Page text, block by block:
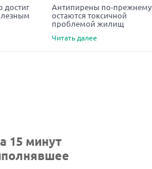
достиг
Антипирены по-прежнему
остаются токсичной
проблемой жилищ
Читать далее
15 минут